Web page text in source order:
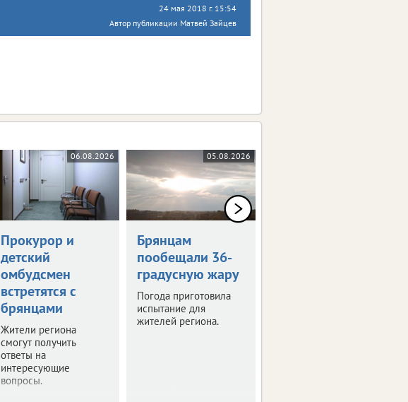
24 мая 2018 г. 15:54
Автор публикации Матвей Зайцев
06.08.2026
Прокурор и
детский
омбудсмен
встретятся с
брянцами
Жители региона
смогут получить
ответы на
интересующие
вопросы.
05.08.2026
Брянцам
пообещали 36-
градусную жару
Погода приготовила
испытание для
жителей региона.